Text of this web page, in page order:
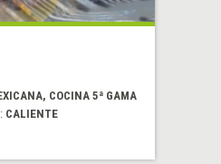
COCINA 5ª GAMA
CALIENTE